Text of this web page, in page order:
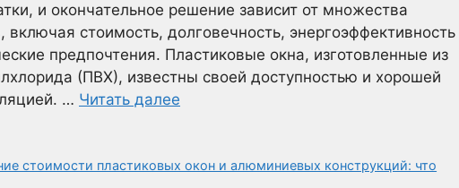
и окончательное решение зависит от множества
включая стоимость, долговечность, энергоэффективность
предпочтения. Пластиковые окна, изготовленные из
(ПВХ), известны своей доступностью и хорошей
… Читать далее
стоимости пластиковых окон и алюминиевых конструкций: что